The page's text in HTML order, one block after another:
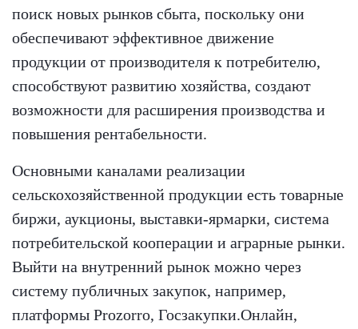
поиск новых рынков сбыта, поскольку они
обеспечивают эффективное движение
продукции от производителя к потребителю,
способствуют развитию хозяйства, создают
возможности для расширения производства и
повышения рентабельности.
Основными каналами реализации
сельскохозяйственной продукции есть товарные
биржи, аукционы, выставки-ярмарки, система
потребительской кооперации и аграрные рынки.
Выйти на внутренний рынок можно через
систему публичных закупок, например,
платформы Prozorro, Госзакупки.Онлайн,